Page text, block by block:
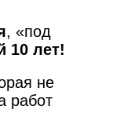
, «под
10 лет!
не
работ